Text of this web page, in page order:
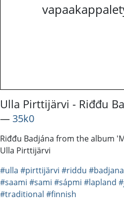
Ulla Pirttijärvi - Riđđu
― 35k0
Riđđu Badjána from the album
Ulla Pirttijärvi
#ulla #pirttijärvi #riddu #badjana
#saami #sami #sápmi #lapland
#traditional #finnish